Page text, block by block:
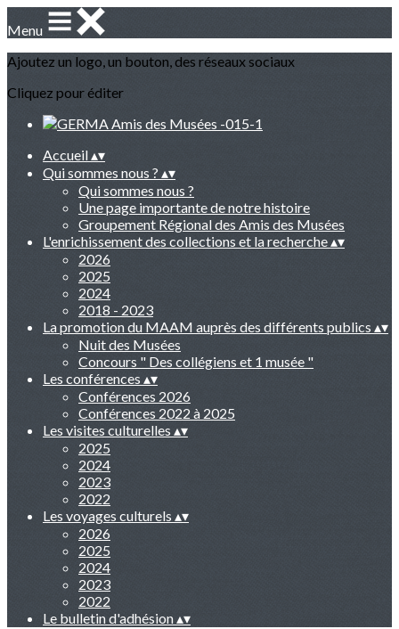
Menu
Ajoutez un logo, un bouton, des réseaux sociaux
Cliquez pour éditer
Accueil▴▾
Qui sommes nous ? ▴▾
Qui sommes nous ?
Une page importante de notre histoire
Groupement Régional des Amis des Musées
L'enrichissement des collections et la recherche▴▾
2026
2025
2024
2018 - 2023
La promotion du MAAM auprès des différents publics ▴▾
Nuit des Musées
Concours " Des collégiens et 1 musée "
Les conférences ▴▾
Conférences 2026
Conférences 2022 à 2025
Les visites culturelles ▴▾
2025
2024
2023
2022
Les voyages culturels ▴▾
2026
2025
2024
2023
2022
Le bulletin d'adhésion▴▾